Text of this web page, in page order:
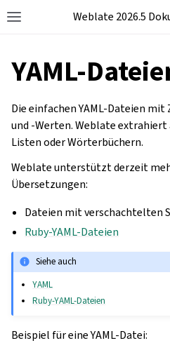
Weblate 2026.5
YAML-
Die einfachen YAML-Dateien
und -Werten. Weblate extrahiert
Listen oder Wörterbüchern.
Weblate unterstützt derzeit
Übersetzungen:
Dateien mit verschachtelten
Ruby-YAML-Dateien
Siehe auch
YAML
Ruby-YAML-Dateien
Beispiel für eine YAML-Datei: